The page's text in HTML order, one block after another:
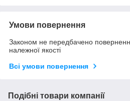
Умови повернення
Законом не передбачено
належної якості
Всі умови повернення
Подібні товари компанії